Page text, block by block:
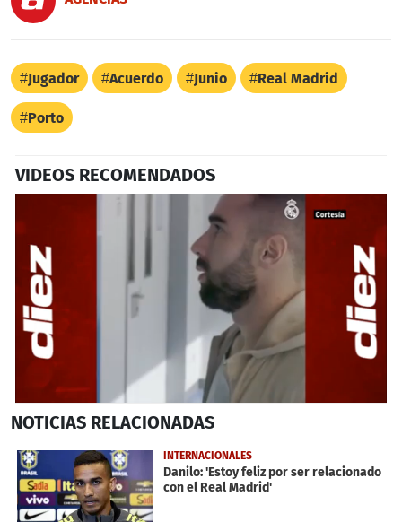
Jugador Acuerdo Junio Real Madrid
Porto
VIDEOS RECOMENDADOS
seconds
1
minute,
0
NOTICIAS RELACIONADAS
INTERNACIONALES
Danilo: 'Estoy feliz por ser relacionado
con el Real Madrid'